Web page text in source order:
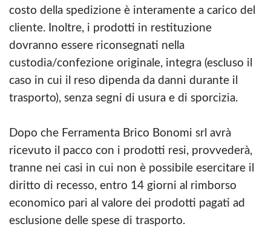
costo della spedizione è interamente a carico del
cliente. Inoltre, i prodotti in restituzione
dovranno essere riconsegnati nella
custodia/confezione originale, integra (escluso il
caso in cui il reso dipenda da danni durante il
trasporto), senza segni di usura e di sporcizia.
Dopo che Ferramenta Brico Bonomi srl avrà
ricevuto il pacco con i prodotti resi, provvederà,
tranne nei casi in cui non è possibile esercitare il
diritto di recesso, entro 14 giorni al rimborso
economico pari al valore dei prodotti pagati ad
esclusione delle spese di trasporto.